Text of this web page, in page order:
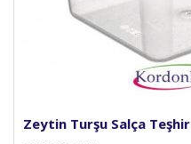
Zeytin Turşu Salça